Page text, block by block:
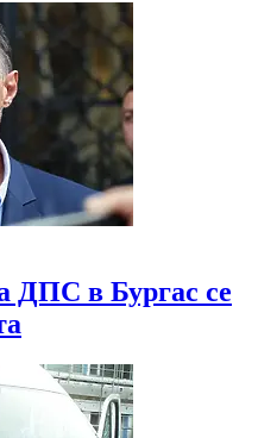
ДПС в Бургас се